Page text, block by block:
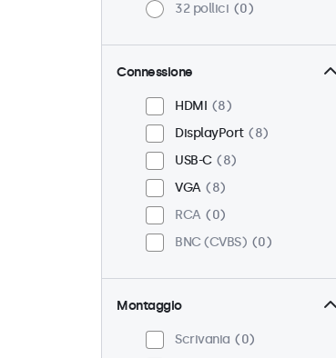
32 pollici
0
Connessione
HDMI
8
DisplayPort
8
USB-C
8
VGA
8
RCA
0
BNC (CVBS)
0
Montaggio
Scrivania
0